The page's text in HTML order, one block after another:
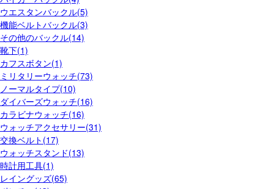
ウエスタンバックル(5)
機能ベルトバックル(3)
その他のバックル(14)
靴下(1)
カフスボタン(1)
ミリタリーウォッチ(73)
ノーマルタイプ(10)
ダイバーズウォッチ(16)
カラビナウォッチ(16)
ウォッチアクセサリー(31)
交換ベルト(17)
ウォッチスタンド(13)
時計用工具(1)
レイングッズ(65)